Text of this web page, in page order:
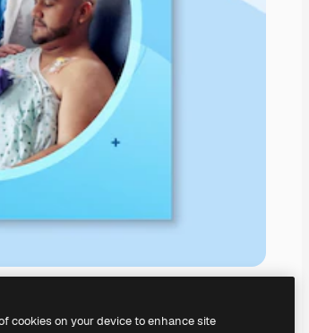
cookies on your device to enhance site